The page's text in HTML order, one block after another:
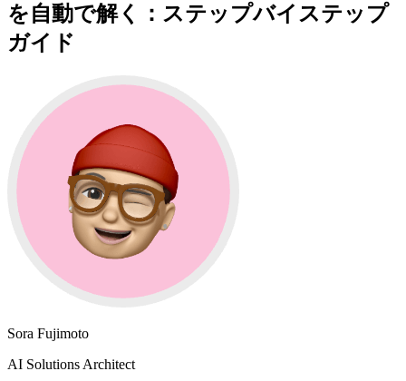
を自動で解く：ステップバイステップ
ガイド
Sora Fujimoto
AI Solutions Architect